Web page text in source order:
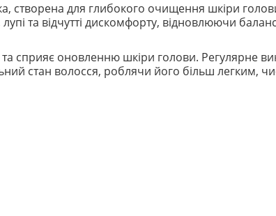
створена для глибокого очищення шкіри
та відчутті дискомфорту, відновлюючи
сприяє оновленню шкіри голови. Регулярне
стан волосся, роблячи його більш легким,